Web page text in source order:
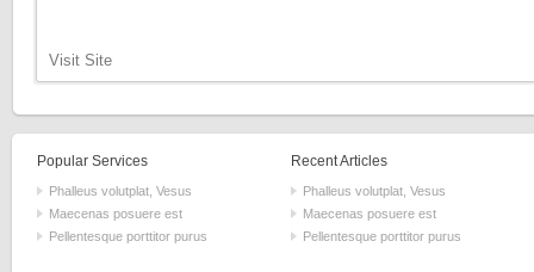
Visit Site
Popular Services
Phalleus volutplat, Vesus
Maecenas posuere est
Pellentesque porttitor purus
Recent Articles
Phalleus volutplat, Vesus
Maecenas posuere est
Pellentesque porttitor purus